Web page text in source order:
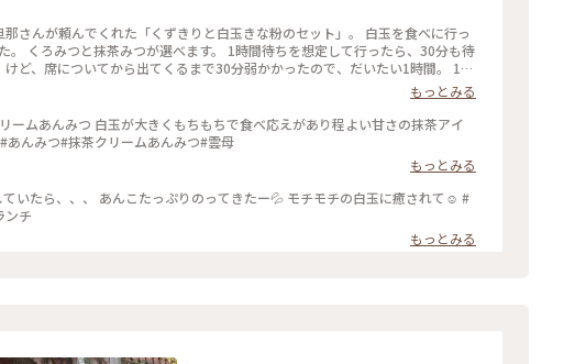
さんが頼んでくれた「くずきりと白玉きな粉のセット」。 白玉を食べに行っ
。 くろみつと抹茶みつが選べます。 1時間待ちを想定して行ったら、30分も待
ど、席についてから出てくるまで30分弱かかったので、だいたい1時間。 1時
のおやつ#はじめての
もっとみる
ームあんみつ 白玉が大きくもちもちで食べ応えがあり程よい甘さの抹茶アイ
んみつ#抹茶クリームあんみつ#雲母
もっとみる
いたら、、、 あんこたっぷりのってきたー💦 モチモチの白玉に癒されて☺️ #
ンチ
もっとみる